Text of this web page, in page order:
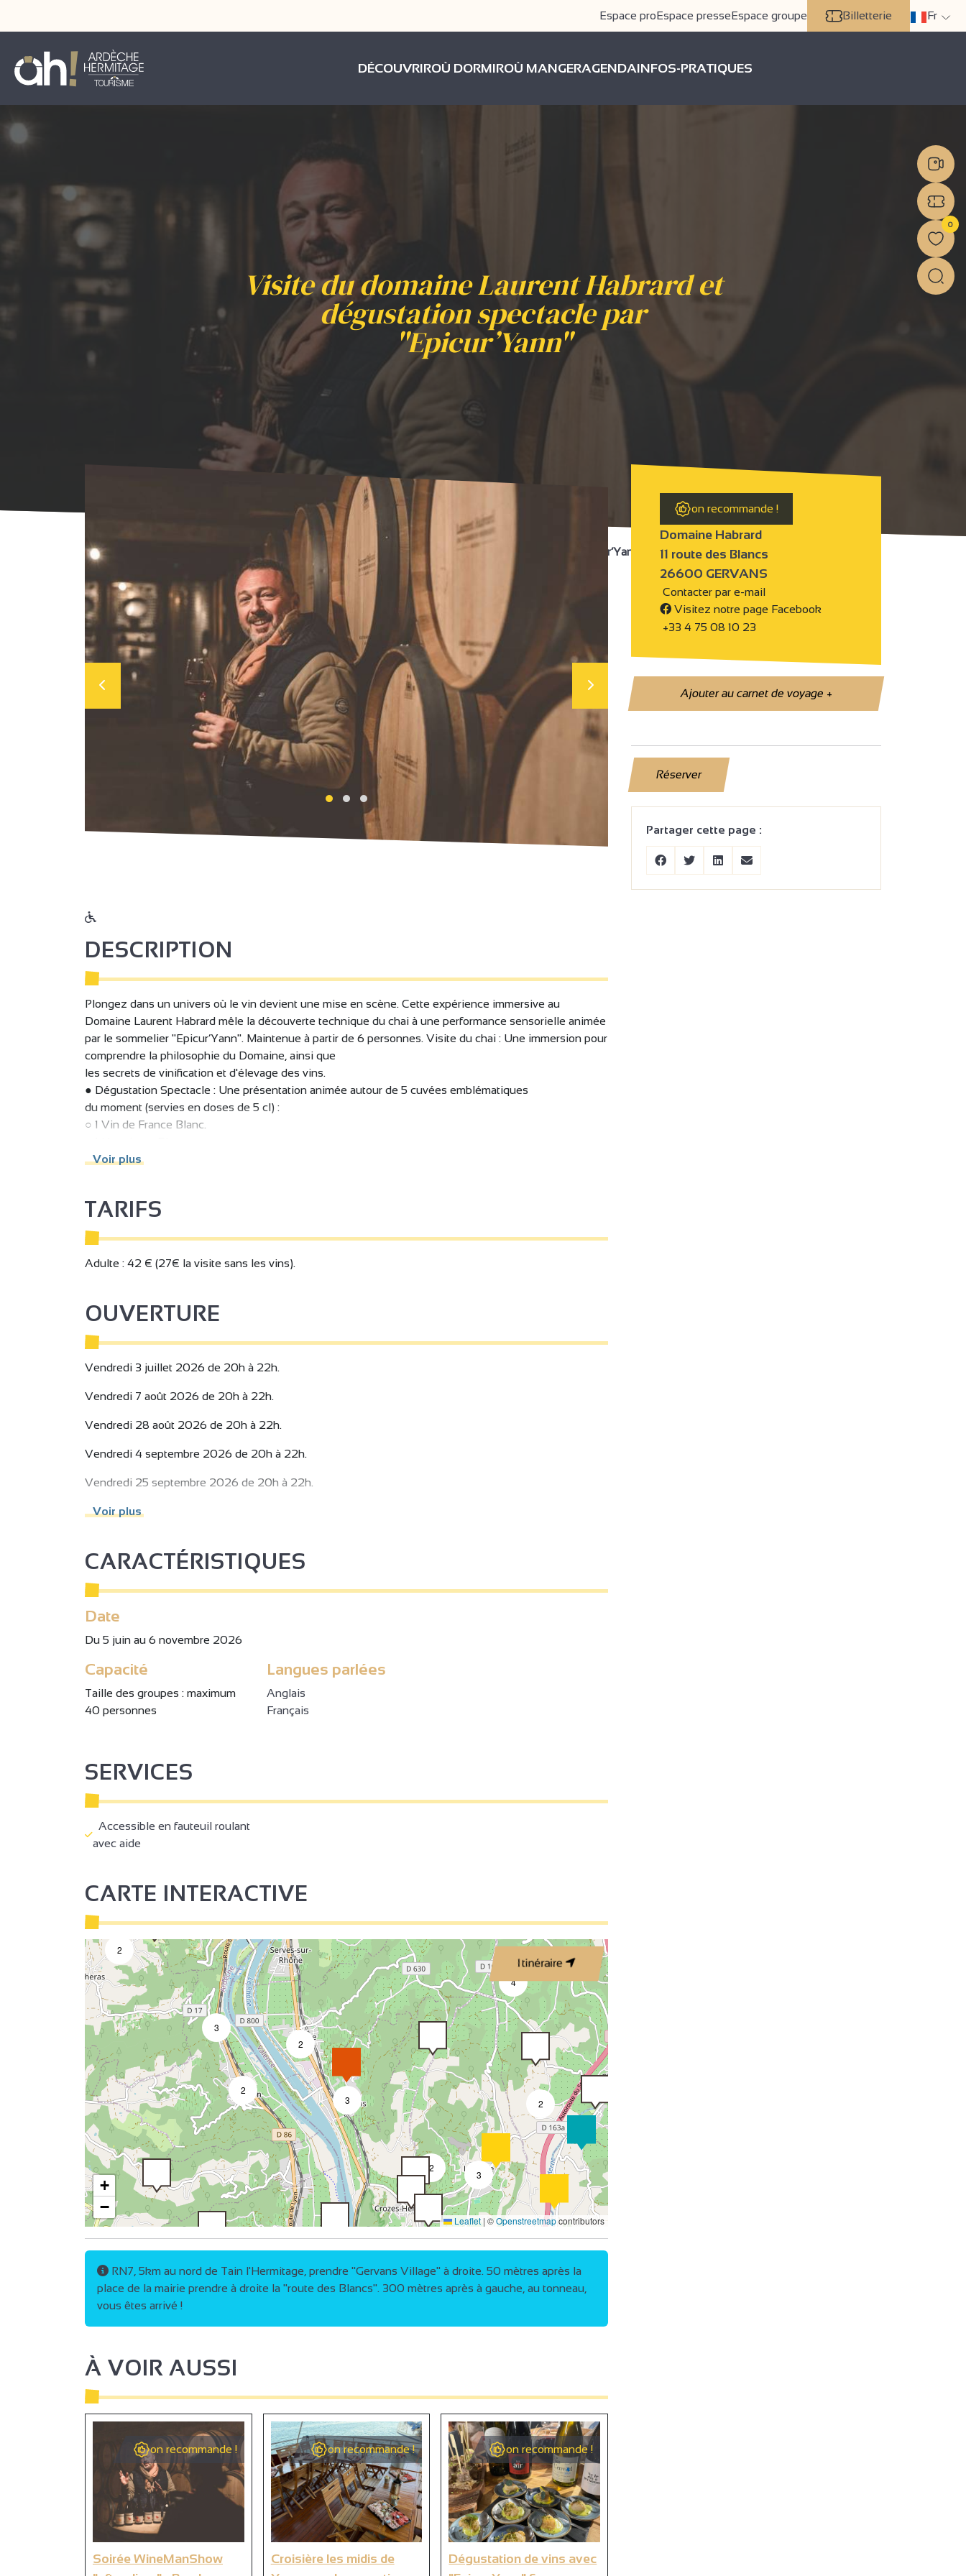
Espace proEspace presseEspace groupe Billetterie Fr
DÉCOUVRIROÙ DORMIROÙ MANGERAGENDAINFOS-PRATIQUES
Visite du domaine Laurent Habrard et
dégustation spectacle par
"Epicur’Yann"
Accueil Visite du domaine Laurent Habrard et dégustation spectacle par "Epicur’Yann"
on recommande !
Domaine Habrard
11 route des Blancs
26600 GERVANS
Contacter par e-mail
Visitez notre page Facebook
+33 4 75 08 10 23
Ajouter au carnet de voyage+
Réserver
Partager cette page :
DESCRIPTION
Plongez dans un univers où le vin devient une mise en scène. Cette expérience immersive au
Domaine Laurent Habrard mêle la découverte technique du chai à une performance sensorielle animée
par le sommelier "Epicur’Yann". Maintenue à partir de 6 personnes. Visite du chai : Une immersion pour
comprendre la philosophie du Domaine, ainsi que
les secrets de vinification et d'élevage des vins.
● Dégustation Spectacle : Une présentation animée autour de 5 cuvées emblématiques
du moment (servies en doses de 5 cl) :
○ 1 Vin de France Blanc.
○ 1 Crozes-Hermitage Rouge.
Aucune connaissance en vin n’est nécessaire : Que vous soyez amateur éclairé, curieux occasionnel
ou totalement novice, le spectacle est pensé pour tous les publics !
Voir plus
TARIFS
Adulte : 42 € (27€ la visite sans les vins).
OUVERTURE
Vendredi 3 juillet 2026 de 20h à 22h.
Vendredi 7 août 2026 de 20h à 22h.
Vendredi 28 août 2026 de 20h à 22h.
Vendredi 4 septembre 2026 de 20h à 22h.
Vendredi 25 septembre 2026 de 20h à 22h.
Vendredi 9 octobre 2026 de 20h à 22h.
Voir plus
CARACTÉRISTIQUES
Date
Du 5 juin au 6 novembre 2026
Capacité
Taille des groupes : maximum
40 personnes
Langues parlées
Anglais
Français
SERVICES
Accessible en fauteuil roulant
avec aide
CARTE INTERACTIVE
Itinéraire
4
2
2
3
2
3
2
4
2
2
2
2
3
2
2
2
9
3
6 18
+
−
Leaflet | ©Openstreetmapcontributors
RN7, 5km au nord de Tain l'Hermitage, prendre "Gervans Village" à droite. 50 mètres après la
place de la mairie prendre à droite la "route des Blancs". 300 mètres après à gauche, au tonneau,
vous êtes arrivé !
À VOIR AUSSI
on recommande !
Soirée WineManShow
on recommande !
Croisière les midis de
on recommande !
Dégustation de vins avec
0